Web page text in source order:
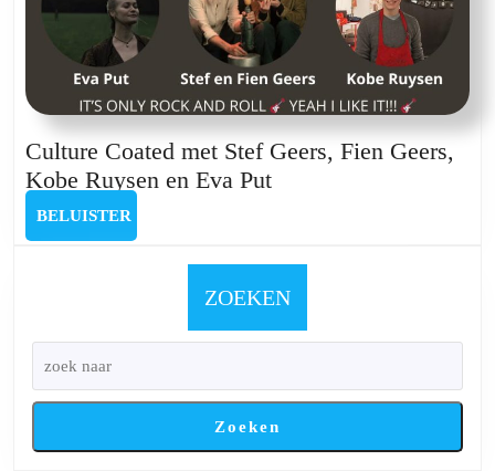
Culture Coated met Stef Geers, Fien Geers,
Kobe Ruysen en Eva PutCulture
Stef
Geers,
Geers,
Ruysen
en
BELUISTER
ZOEKEN
Zoeken